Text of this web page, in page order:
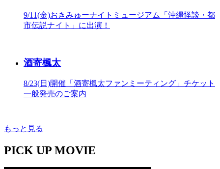
9/11(金)おきみゅーナイトミュージアム「沖縄怪談・都
市伝説ナイト」に出演！
酒寄楓太
8/23(日)開催「酒寄楓太ファンミーティング」チケット
一般発売のご案内
もっと見る
PICK UP MOVIE